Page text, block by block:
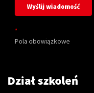
*
Pola obowiązkowe
Dział szkoleń